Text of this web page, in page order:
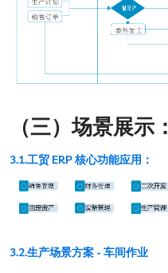
（三）场景展示：
3.1.工贸 ERP 核心功能应用：
3.2.生产场景方案 - 车间作业